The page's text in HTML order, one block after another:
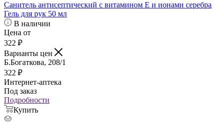
Санитель антисептический с витамином Е и ионами серебра
Гель для рук 50 мл
В наличии
Цена от
322 ₽
Варианты цен
Б.Богаткова, 208/1
322 ₽
Интернет-аптека
Под заказ
Подробности
Купить